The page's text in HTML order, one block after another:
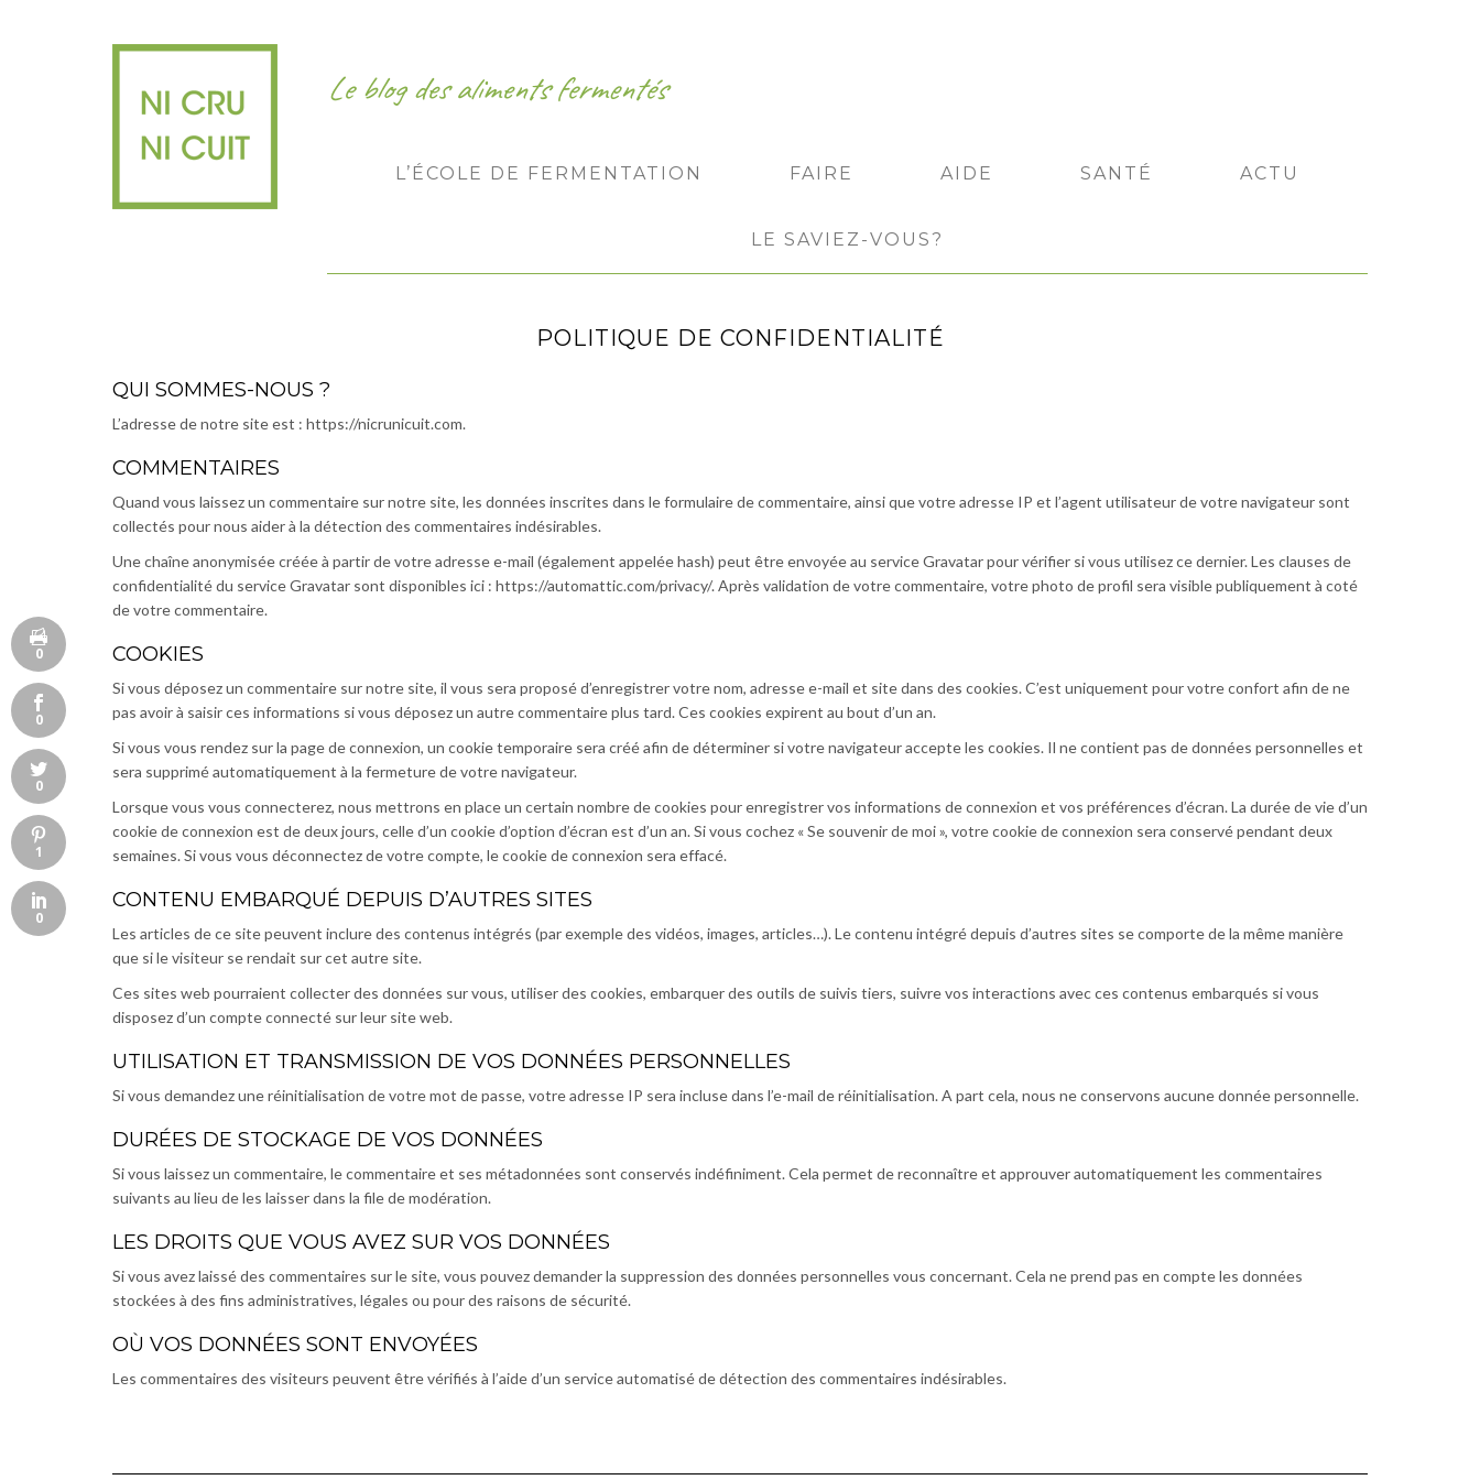
Le blog des aliments fermentés
L’ÉCOLE DE FERMENTATION FAIRE AIDE SANTÉ ACTU
LE SAVIEZ-VOUS?
POLITIQUE DE CONFIDENTIALITÉ
QUI SOMMES-NOUS ?
L’adresse de notre site est : https://nicrunicuit.com.
COMMENTAIRES
Quand vous laissez un commentaire sur notre site, les données inscrites dans le formulaire de commentaire, ainsi que votre adresse IP et l’agent utilisateur de votre navigateur sont
collectés pour nous aider à la détection des commentaires indésirables.
Une chaîne anonymisée créée à partir de votre adresse e-mail (également appelée hash) peut être envoyée au service Gravatar pour vérifier si vous utilisez ce dernier. Les clauses de
confidentialité du service Gravatar sont disponibles ici : https://automattic.com/privacy/. Après validation de votre commentaire, votre photo de profil sera visible publiquement à coté
de votre commentaire.
COOKIES
Si vous déposez un commentaire sur notre site, il vous sera proposé d’enregistrer votre nom, adresse e-mail et site dans des cookies. C’est uniquement pour votre confort afin de ne
pas avoir à saisir ces informations si vous déposez un autre commentaire plus tard. Ces cookies expirent au bout d’un an.
Si vous vous rendez sur la page de connexion, un cookie temporaire sera créé afin de déterminer si votre navigateur accepte les cookies. Il ne contient pas de données personnelles et
sera supprimé automatiquement à la fermeture de votre navigateur.
Lorsque vous vous connecterez, nous mettrons en place un certain nombre de cookies pour enregistrer vos informations de connexion et vos préférences d’écran. La durée de vie d’un
cookie de connexion est de deux jours, celle d’un cookie d’option d’écran est d’un an. Si vous cochez « Se souvenir de moi », votre cookie de connexion sera conservé pendant deux
semaines. Si vous vous déconnectez de votre compte, le cookie de connexion sera effacé.
CONTENU EMBARQUÉ DEPUIS D’AUTRES SITES
Les articles de ce site peuvent inclure des contenus intégrés (par exemple des vidéos, images, articles…). Le contenu intégré depuis d’autres sites se comporte de la même manière
que si le visiteur se rendait sur cet autre site.
Ces sites web pourraient collecter des données sur vous, utiliser des cookies, embarquer des outils de suivis tiers, suivre vos interactions avec ces contenus embarqués si vous
disposez d’un compte connecté sur leur site web.
UTILISATION ET TRANSMISSION DE VOS DONNÉES PERSONNELLES
Si vous demandez une réinitialisation de votre mot de passe, votre adresse IP sera incluse dans l’e-mail de réinitialisation. A part cela, nous ne conservons aucune donnée personnelle.
DURÉES DE STOCKAGE DE VOS DONNÉES
Si vous laissez un commentaire, le commentaire et ses métadonnées sont conservés indéfiniment. Cela permet de reconnaître et approuver automatiquement les commentaires
suivants au lieu de les laisser dans la file de modération.
LES DROITS QUE VOUS AVEZ SUR VOS DONNÉES
Si vous avez laissé des commentaires sur le site, vous pouvez demander la suppression des données personnelles vous concernant. Cela ne prend pas en compte les données
stockées à des fins administratives, légales ou pour des raisons de sécurité.
OÙ VOS DONNÉES SONT ENVOYÉES
Les commentaires des visiteurs peuvent être vérifiés à l’aide d’un service automatisé de détection des commentaires indésirables.
0
0
0
1
0